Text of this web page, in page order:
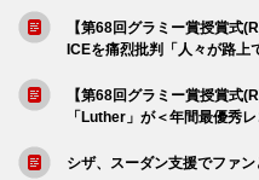
【第68回グラミー賞授賞式
ICEを痛烈批判「人々が路上
【第68回グラミー賞授賞式
「Luther」が＜年間最優秀
シザ、スーダン支援でファ